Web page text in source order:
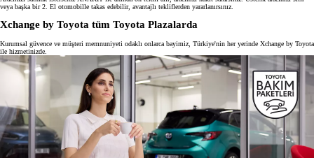
veya başka bir 2. El otomobille takas edebilir, avantajlı tekliflerden yararlanırsınız.
Xchange by Toyota tüm Toyota Plazalarda
Kurumsal güvence ve müşteri memnuniyeti odaklı onlarca bayimiz, Türkiye'nin her yerinde Xchange by Toyota
ile hizmetinizde.